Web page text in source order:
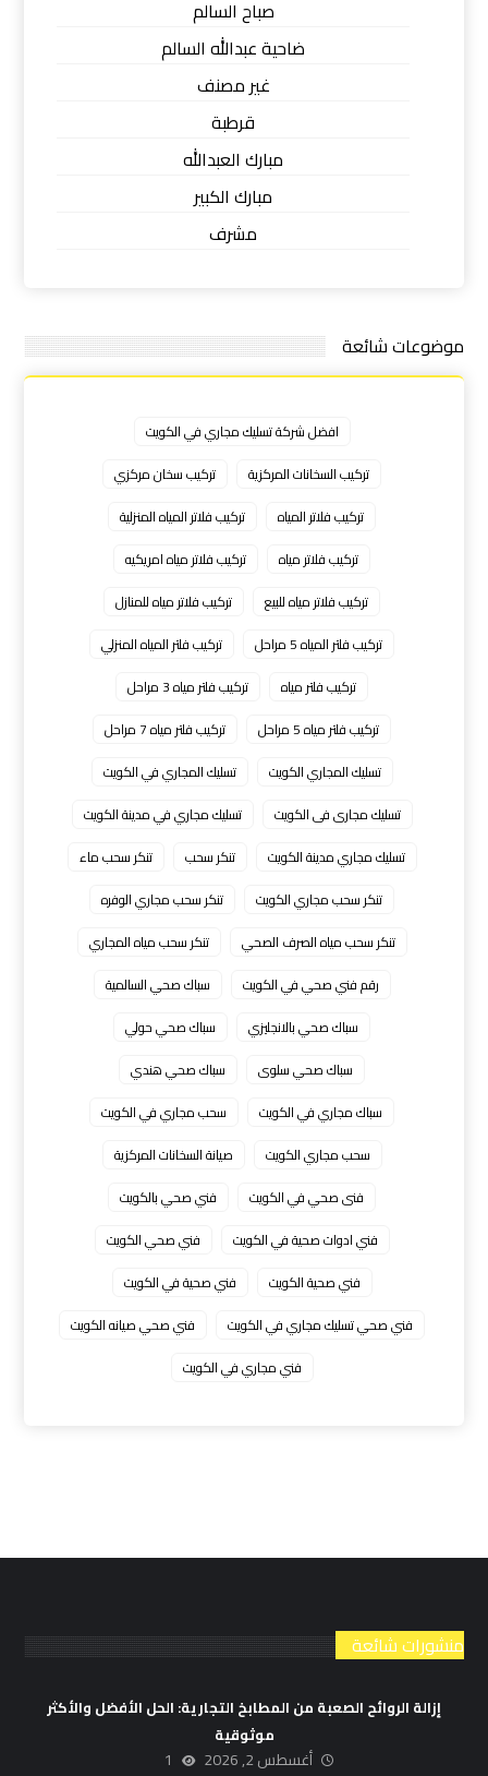
صباح السالم
ضاحية عبدالله السالم
غير مصنف
قرطبة
مبارك العبدالله
مبارك الكبير
مشرف
موضوعات شائعة
افضل شركة تسليك مجاري في الكويت
تركيب السخانات المركزية
تركيب سخان مركزي
تركيب فلاتر المياه
تركيب فلاتر المياه المنزلية
تركيب فلاتر مياه
تركيب فلاتر مياه امريكيه
تركيب فلاتر مياه للبيع
تركيب فلاتر مياه للمنازل
تركيب فلتر المياه 5 مراحل
تركيب فلتر المياه المنزلي
تركيب فلتر مياه
تركيب فلتر مياه 3 مراحل
تركيب فلتر مياه 5 مراحل
تركيب فلتر مياه 7 مراحل
تسليك المجاري الكويت
تسليك المجاري في الكويت
تسليك مجارى فى الكويت
تسليك مجاري في مدينة الكويت
تسليك مجاري مدينة الكويت
تنكر سحب
تنكر سحب ماء
تنكر سحب مجاري الكويت
تنكر سحب مجاري الوفره
تنكر سحب مياه الصرف الصحي
تنكر سحب مياه المجاري
رقم فني صحي في الكويت
سباك صحي السالمية
سباك صحي بالانجليزي
سباك صحي حولي
سباك صحي سلوى
سباك صحي هندي
سباك مجاري في الكويت
سحب مجاري في الكويت
سحب مجاري الكويت
صيانة السخانات المركزية
فنى صحي في الكويت
فني صحي بالكويت
فني ادوات صحية في الكويت
فني صحي الكويت
فني صحية الكويت
فني صحية في الكويت
فني صحي تسليك مجاري في الكويت
فني صحي صيانه الكويت
فني مجاري في الكويت
منشورات شائعة
إزالة الروائح الصعبة من المطابخ التجارية: الحل الأفضل والأكثر
موثوقية
أغسطس 2, 2026 1